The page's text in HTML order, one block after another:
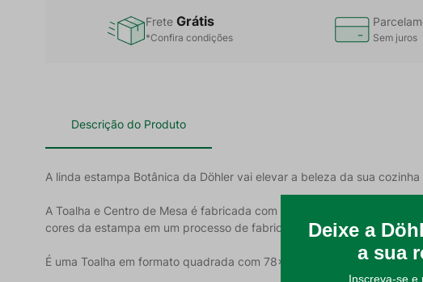
Frete Grátis
*Confira condições Sem juros
Descrição do Produto
A linda estampa Botânica da Döhler vai elevar a beleza da sua
A Toalha e Centro de Mesa é fabricada com a qualidade Döhler que
cores da estampa em um processo de fabricação mais sustentável.
É uma Toalha em formato quadrada com 78x78cm de dimensão.